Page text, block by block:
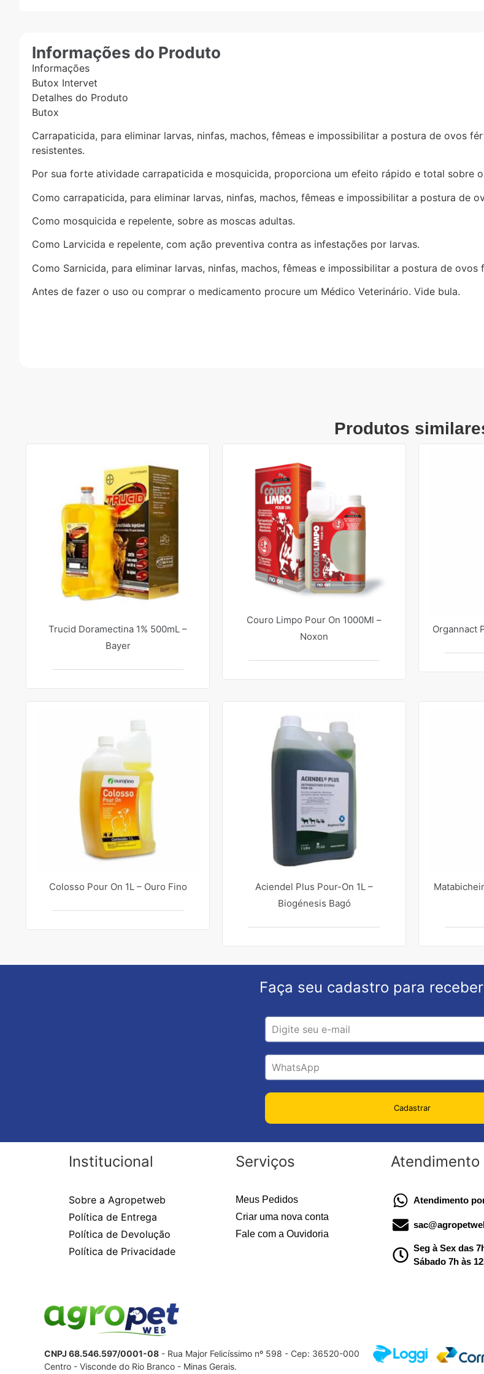
Informações do Produto
Informações
Butox Intervet
Detalhes do Produto
Butox
Carrapaticida, para eliminar larvas, ninfas, machos, fêmeas e impossibilitar a postura de ovos
resistentes.
Por sua forte atividade carrapaticida e mosquicida, proporciona um efeito rápido e total sobre
Como carrapaticida, para eliminar larvas, ninfas, machos, fêmeas e impossibilitar a postura de
Como mosquicida e repelente, sobre as moscas adultas.
Como Larvicida e repelente, com ação preventiva contra as infestações por larvas.
Como Sarnicida, para eliminar larvas, ninfas, machos, fêmeas e impossibilitar a postura de ovos
Antes de fazer o uso ou comprar o medicamento procure um Médico Veterinário. Vide bula.
Produtos
Trucid Doramectina 1% 500mL –
Bayer
Couro Limpo Pour On 1000Ml –
Noxon
Organnact
Colosso Pour On 1L – Ouro Fino
Aciendel Plus Pour-On 1L –
Biogénesis Bagó
Faça seu cadastro para
Cadastrar
Institucional
Sobre a Agropetweb
Política de Entrega
Política de Devolução
Política de Privacidade
Serviços
Meus Pedidos
Criar uma nova conta
Fale com a Ouvidoria
Atendimento
Atendimento
Seg à Sex das
Sábado 7h às
CNPJ 68.546.597/0001-08 - Rua Major Felicíssimo nº 598 - Cep: 36520-000
Centro - Visconde do Rio Branco - Minas Gerais.